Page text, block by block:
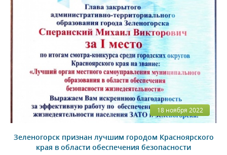
18 ноября 2022
Зеленогорск признан лучшим городом Красноярского
края в области обеспечения безопасности